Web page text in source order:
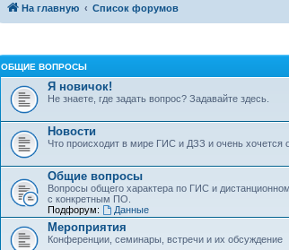
На главную Список форумов
ОБЩИЕ ВОПРОСЫ
Я новичок!
Не знаете, где задать вопрос? Задавайте здесь.
Новости
Что происходит в мире ГИС и ДЗЗ и очень хочется
Общие вопросы
Вопросы общего характера по ГИС и
с конкретным ПО.
Подфорум:
Данные
Мероприятия
Конференции, семинары, встречи и их обсуждение